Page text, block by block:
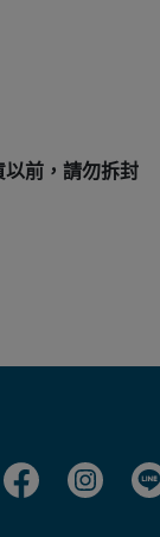
前，請勿拆封